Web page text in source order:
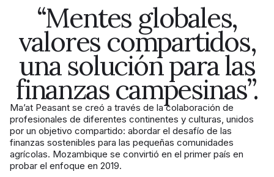
“Mentes globales,
valores compartidos,
una solución para las
finanzas campesinas”.
Ma’at Peasant se creó a través de la colaboración de
profesionales de diferentes continentes y culturas, unidos
por un objetivo compartido: abordar el desafío de las
finanzas sostenibles para las pequeñas comunidades
agrícolas. Mozambique se convirtió en el primer país en
probar el enfoque en 2019.